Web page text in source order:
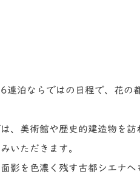
泊ならではの日程で、花の
美術館や歴史的建造物を訪
いただきます。
影を色濃く残す古都シエナ